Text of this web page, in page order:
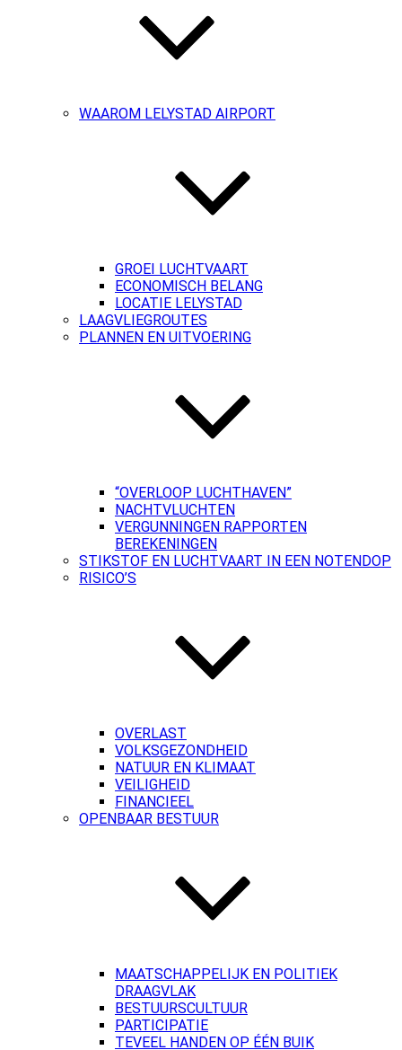
WAAROM LELYSTAD AIRPORT
GROEI LUCHTVAART
ECONOMISCH BELANG
LOCATIE LELYSTAD
LAAGVLIEGROUTES
PLANNEN EN UITVOERING
“OVERLOOP LUCHTHAVEN”
NACHTVLUCHTEN
VERGUNNINGEN RAPPORTEN
BEREKENINGEN
STIKSTOF EN LUCHTVAART IN EEN NOTENDOP
RISICO’S
OVERLAST
VOLKSGEZONDHEID
NATUUR EN KLIMAAT
VEILIGHEID
FINANCIEEL
OPENBAAR BESTUUR
MAATSCHAPPELIJK EN POLITIEK
DRAAGVLAK
BESTUURSCULTUUR
PARTICIPATIE
TEVEEL HANDEN OP ÉÉN BUIK